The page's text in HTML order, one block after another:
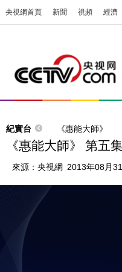
央視網首頁 新聞 視頻 經濟
紀實台 《惠能大師》
《惠能大師》 第五
來源： 央視網 2013年08月